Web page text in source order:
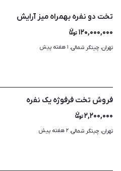
تخت دو نفره بهمراه میز آرایش
۱۲۰,۰۰۰,۰۰۰
تهران، چیتگر شمالی، ۱ هفته پیش
فروش تخت فرفوژه یک نفره
۲,۲۰۰,۰۰۰
تهران، چیتگر شمالی، ۲ هفته پیش